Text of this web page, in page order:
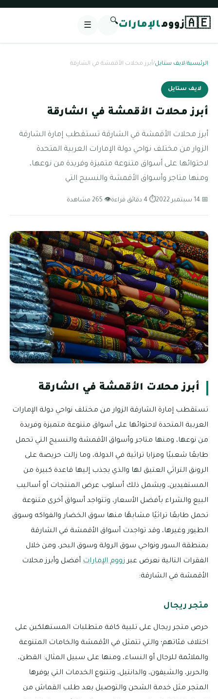
🇦🇪زوومالإمارات🔍
☰
الرئيسية/لايف ستايل/أبرز محلات الأقمشة في الشارقة
لايف ستايل
أبرز محلات الأقمشة في الشارقة
أبرز محلات الأقمشة في الشارقة تستقطب إمارة الشارقة
الزوار من مختلف نواحي دولة الإمارات العربية المتحدة
لاحتوائها على أسواق متنوعة متميزة وفريدة من نوعها،
ومنها متاجر وأسواق الأقمشة والنسيج التي
📅 14 سبتمبر 2022 ⏱ 4 دقائق قراءة 👁 265 مشاهدة
أبرز محلات الأقمشة في الشارقة
تستقطب إمارة الشارقة الزوار من مختلف نواحي دولة الإمارات
العربية المتحدة لاحتوائها على أسواق متنوعة متميزة وفريدة
من نوعها، ومنها متاجر وأسواق الأقمشة والنسيج التي تحمل
طابعًا شعبيًا ومزايا تراثية في الدولة، وما زالت حريصة على
الرونق التراثي العتيق لها والذي يجذب إليها قاعدة كبيرة من
المستفيدين، ويشمل ذلك أسلوب عرض المنتجات أو أساليب
البيع والشراء بأفضل الأسعار، وتتواجد أسواق أخرى متنوعة
تحمل طابعًا تراثيًا مشابهًا منها سوق الخضار والفواكه وسوق
الطيور وغيرها، وقد تواجدت أسواق الأقمشة في الشارقة
بمنطقة السور ونواحي سوق الرولة وسوق البحر، ومن خلال
الفقرات التالية نعرض عبرزووم الإمارات أفضل وأبرز محلات
الأقمشة في الشارقة:
متجر ريجال
حرص متجر ريجال على تلبية كافة متطلبات المستهلكين على
اختلاف فئاتهم؛ والتي تتمثل في الأقمشة والخامات المتنوعة
والملائمة للرجال أو النساء، ومنها على سبيل المثال: القطن،
والحرير، والشيفون، والدانتيل، وتتنوع الخدمات التي يوفرها
المتجر مثل خدمة الشحن والتوصيل بعد طلب القماش من